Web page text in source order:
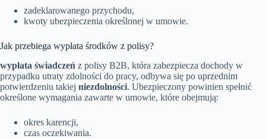
zadeklarowanego przychodu,
kwoty ubezpieczenia określonej w umowie.
Jak przebiega wypłata środków z polisy?
wypłata świadczeń z polisy B2B, która zabezpiecza dochody w
przypadku utraty zdolności do pracy, odbywa się po uprzednim
potwierdzeniu takiej niezdolności. Ubezpieczony powinien spełnić
określone wymagania zawarte w umowie, które obejmują:
okres karencji,
czas oczekiwania.